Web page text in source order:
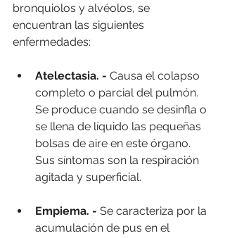
bronquiolos y alvéolos, se
encuentran las siguientes
enfermedades:
Atelectasia. - Causa el colapso
completo o parcial del pulmón.
Se produce cuando se desinfla o
se llena de líquido las pequeñas
bolsas de aire en este órgano.
Sus síntomas son la respiración
agitada y superficial.
Empiema. - Se caracteriza por la
acumulación de pus en el